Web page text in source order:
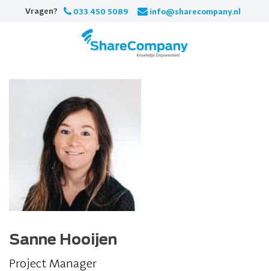
Vragen? 033 450 5089 info@sharecompany.nl
Sanne Hooijen
Project Manager